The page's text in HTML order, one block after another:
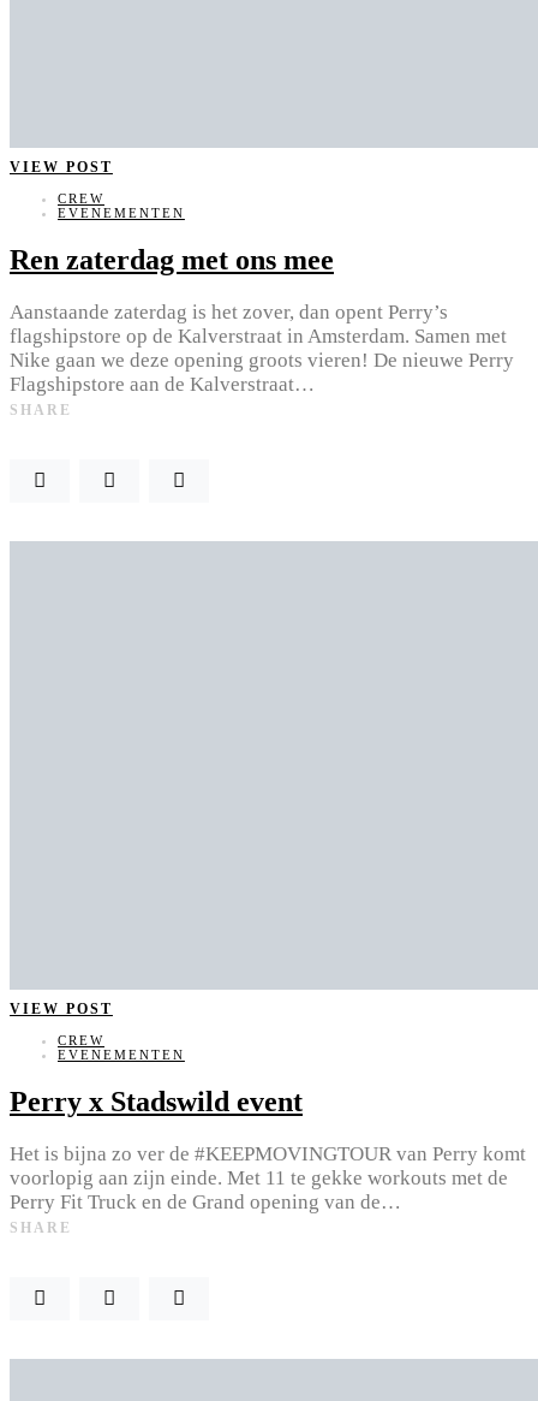
VIEW POST
CREW
EVENEMENTEN
Ren zaterdag met ons mee
Aanstaande zaterdag is het zover, dan opent Perry’s
flagshipstore op de Kalverstraat in Amsterdam. Samen met
Nike gaan we deze opening groots vieren! De nieuwe Perry
Flagshipstore aan de Kalverstraat…
SHARE
VIEW POST
CREW
EVENEMENTEN
Perry x Stadswild event
Het is bijna zo ver de #KEEPMOVINGTOUR van Perry komt
voorlopig aan zijn einde. Met 11 te gekke workouts met de
Perry Fit Truck en de Grand opening van de…
SHARE